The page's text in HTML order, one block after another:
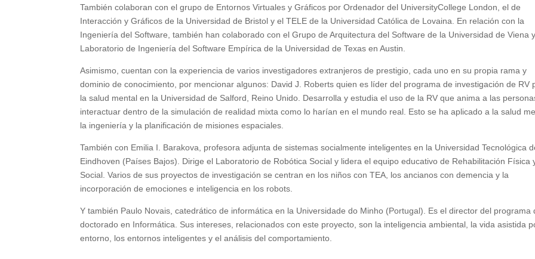
También colaboran con el grupo de Entornos Virtuales y Gráficos por Ordenador del UniversityCollege London, el de
Interacción y Gráficos de la Universidad de Bristol y el TELE de la Universidad Católica de Lovaina. En relación con la
Ingeniería del Software, también han colaborado con el Grupo de Arquitectura del Software de la Universidad de Viena
Laboratorio de Ingeniería del Software Empírica de la Universidad de Texas en Austin.
Asimismo, cuentan con la experiencia de varios investigadores extranjeros de prestigio, cada uno en su propia rama y
dominio de conocimiento, por mencionar algunos: David J. Roberts quien es líder del programa de investigación de RV
la salud mental en la Universidad de Salford, Reino Unido. Desarrolla y estudia el uso de la RV que anima a las
interactuar dentro de la simulación de realidad mixta como lo harían en el mundo real. Esto se ha aplicado a la salud
la ingeniería y la planificación de misiones espaciales.
También con Emilia I. Barakova, profesora adjunta de sistemas socialmente inteligentes en la Universidad Tecnológica
Eindhoven (Países Bajos). Dirige el Laboratorio de Robótica Social y lidera el equipo educativo de Rehabilitación Física
Social. Varios de sus proyectos de investigación se centran en los niños con TEA, los ancianos con demencia y la
incorporación de emociones e inteligencia en los robots.
Y también Paulo Novais, catedrático de informática en la Universidade do Minho (Portugal). Es el director del programa
doctorado en Informática. Sus intereses, relacionados con este proyecto, son la inteligencia ambiental, la vida asistida
entorno, los entornos inteligentes y el análisis del comportamiento.